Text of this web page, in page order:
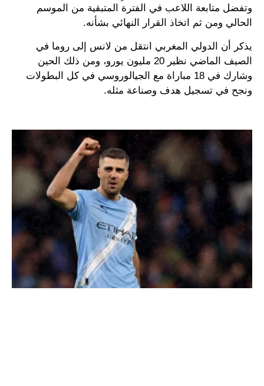
وتفضل متابعة اللاعب في الفترة المتبقية من الموسم
الحالي ومن ثم اتخاذ القرار النهائي بشأنه.
يذكر أن الدولي المغربي انتقل من لانس إلى روما في
الصيف الماضي نظير 20 مليون يورو، ومن ذلك الحين
وشارك في 18 مباراة مع الجيالوروسي في كل البطولات
ونجح في تسجيل هدف وصناعة مثله.